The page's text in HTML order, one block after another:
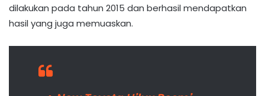
dilakukan pada tahun 2015 dan berhasil mendapatkan
hasil yang juga memuaskan.